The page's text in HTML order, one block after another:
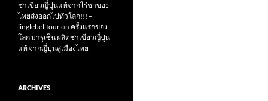
ชาเขียวญี่ปุ่นแท้จากไร่ชาของ
ไทยส่งออกไปทั่วโลก!!! –
jinglebelltouron ครั้งแรกของ
โลก มารุเซ็น ผลิตชาเขียวญี่ปุ่น
แท้ จากญี่ปุ่นสู่เมืองไทย
ARCHIVES